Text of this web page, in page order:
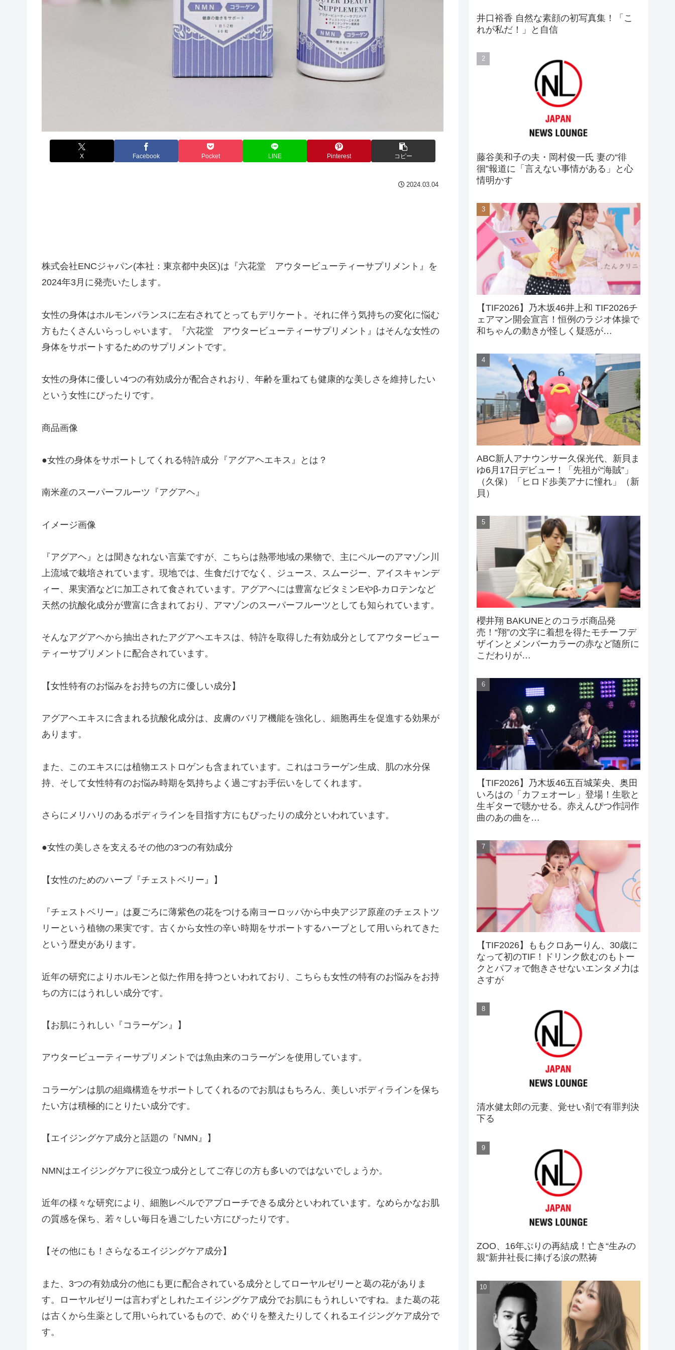
X Facebook Pocket LINE Pinterest コピー
2024.03.04
株式会社ENCジャパン(本社：東京都中央区)は『六花堂 アウタービューティーサプリメント』を
2024年3月に発売いたします。
女性の身体はホルモンバランスに左右されてとってもデリケート。それに伴う気持ちの変化に悩む
方もたくさんいらっしゃいます。『六花堂 アウタービューティーサプリメント』はそんな女性の
身体をサポートするためのサプリメントです。
女性の身体に優しい4つの有効成分が配合されおり、年齢を重ねても健康的な美しさを維持したい
という女性にぴったりです。
商品画像
●女性の身体をサポートしてくれる特許成分『アグアヘエキス』とは？
南米産のスーパーフルーツ『アグアヘ』
イメージ画像
『アグアヘ』とは聞きなれない言葉ですが、こちらは熱帯地域の果物で、主にペルーのアマゾン川
上流域で栽培されています。現地では、生食だけでなく、ジュース、スムージー、アイスキャンデ
ィー、果実酒などに加工されて食されています。アグアヘには豊富なビタミンEやβ-カロテンなど
天然の抗酸化成分が豊富に含まれており、アマゾンのスーパーフルーツとしても知られています。
そんなアグアヘから抽出されたアグアヘエキスは、特許を取得した有効成分としてアウタービュー
ティーサプリメントに配合されています。
【女性特有のお悩みをお持ちの方に優しい成分】
アグアヘエキスに含まれる抗酸化成分は、皮膚のバリア機能を強化し、細胞再生を促進する効果が
あります。
また、このエキスには植物エストロゲンも含まれています。これはコラーゲン生成、肌の水分保
持、そして女性特有のお悩み時期を気持ちよく過ごすお手伝いをしてくれます。
さらにメリハリのあるボディラインを目指す方にもぴったりの成分といわれています。
●女性の美しさを支えるその他の3つの有効成分
【女性のためのハーブ『チェストベリー』】
『チェストベリー』は夏ごろに薄紫色の花をつける南ヨーロッパから中央アジア原産のチェストツ
リーという植物の果実です。古くから女性の辛い時期をサポートするハーブとして用いられてきた
という歴史があります。
近年の研究によりホルモンと似た作用を持つといわれており、こちらも女性の特有のお悩みをお持
ちの方にはうれしい成分です。
【お肌にうれしい『コラーゲン』】
アウタービューティーサプリメントでは魚由来のコラーゲンを使用しています。
コラーゲンは肌の組織構造をサポートしてくれるのでお肌はもちろん、美しいボディラインを保ち
たい方は積極的にとりたい成分です。
【エイジングケア成分と話題の『NMN』】
NMNはエイジングケアに役立つ成分としてご存じの方も多いのではないでしょうか。
近年の様々な研究により、細胞レベルでアプローチできる成分といわれています。なめらかなお肌
の質感を保ち、若々しい毎日を過ごしたい方にぴったりです。
【その他にも！さらなるエイジングケア成分】
また、3つの有効成分の他にも更に配合されている成分としてローヤルゼリーと葛の花がありま
す。ローヤルゼリーは言わずとしれたエイジングケア成分でお肌にもうれしいですね。また葛の花
は古くから生薬として用いられているもので、めぐりを整えたりしてくれるエイジングケア成分で
す。
井口裕香 自然な素顔の初写真集！「こ
れが私だ！」と自信
藤谷美和子の夫・岡村俊一氏 妻の“徘
徊”報道に「言えない事情がある」と心
情明かす
【TIF2026】乃木坂46井上和 TIF2026チ
ェアマン開会宣言！恒例のラジオ体操で
和ちゃんの動きが怪しく疑惑が…
ABC新人アナウンサー久保光代、新貝ま
ゆ6月17日デビュー！「先祖が“海賊”」
（久保）「ヒロド歩美アナに憧れ」（新
貝）
櫻井翔 BAKUNEとのコラボ商品発
売！“翔”の文字に着想を得たモチーフデ
ザインとメンバーカラーの赤など随所に
こだわりが…
【TIF2026】乃木坂46五百城茉央、奥田
いろはの「カフェオーレ」登場！生歌と
生ギターで聴かせる。赤えんぴつ作詞作
曲のあの曲を…
【TIF2026】ももクロあーりん、30歳に
なって初のTIF！ドリンク飲むのもトー
クとパフォで飽きさせないエンタメ力は
さすが
清水健太郎の元妻、覚せい剤で有罪判決
下る
ZOO、16年ぶりの再結成！亡き“生みの
親”新井社長に捧げる涙の黙祷